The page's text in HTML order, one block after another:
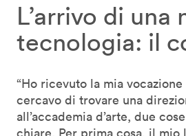
L’arrivo di una
tecnologia: il
“Ho ricevuto la mia
cercavo di trovare una
all’accademia d’arte, due